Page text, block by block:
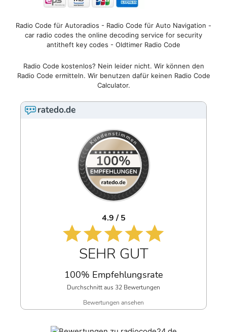
Radio Code für Autoradios - Radio Code für Auto Navigation -
car radio codes the online decoding service for security
antitheft key codes - Oldtimer Radio Code
Radio Code kostenlos? Nein leider nicht. Wir können den
Radio Code ermitteln. Wir benutzen dafür keinen Radio Code
Calculator.
4.9 / 5
SEHR GUT
100% Empfehlungsrate
Durchschnitt aus 32 Bewertungen
Bewertungen ansehen